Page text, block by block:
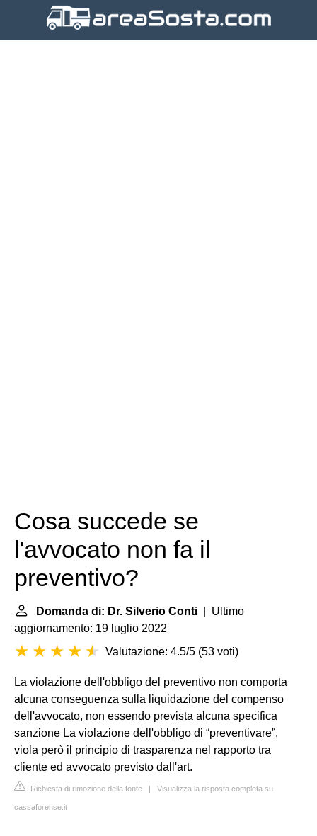
Cosa succede se
l'avvocato non fa il
preventivo?
Domanda di: Dr. Silverio Conti | Ultimo
aggiornamento: 19 luglio 2022
Valutazione: 4.5/5 (53 voti)
La violazione dell'obbligo del preventivo non comporta
alcuna conseguenza sulla liquidazione del compenso
dell'avvocato, non essendo prevista alcuna specifica
sanzione La violazione dell'obbligo di “preventivare”,
viola però il principio di trasparenza nel rapporto tra
cliente ed avvocato previsto dall'art.
Richiesta di rimozione della fonte | Visualizza la risposta completa su
cassaforense.it